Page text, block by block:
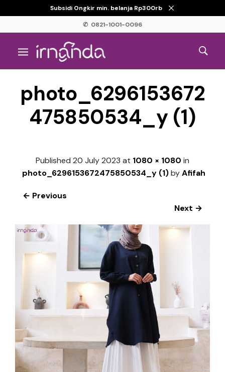
Subsidi Ongkir min. belanja Rp300rb
✆ 0821-1001-0096
photo_6296153672
475850534_y (1)
Published 20 July 2023 at 1080 × 1080 in
photo_6296153672475850534_y (1)byAfifah
← Previous
Next →